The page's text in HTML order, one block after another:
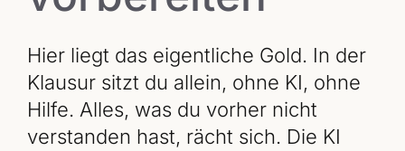
Hier liegt das eigentliche Gold. In der
Klausur sitzt du allein, ohne KI, ohne
Hilfe. Alles, was du vorher nicht
verstanden hast, rächt sich. Die KI